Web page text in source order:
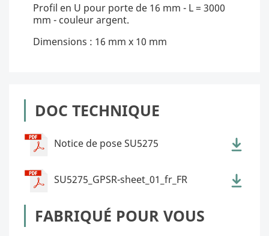
Profil en U pour porte de 16 mm - L = 3000
mm - couleur argent.
Dimensions : 16 mm x 10 mm
DOC TECHNIQUE
Notice de pose SU5275
SU5275_GPSR-sheet_01_fr_FR
FABRIQUÉ POUR VOUS